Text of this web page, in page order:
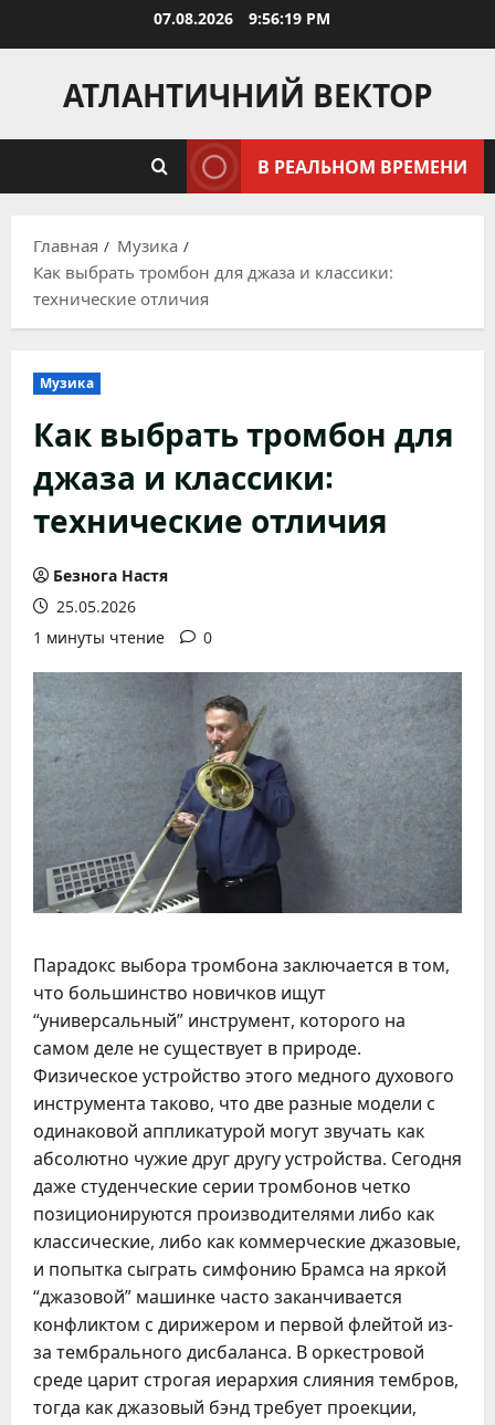
07.08.2026 9:56:20 PM
АТЛАНТИЧНИЙ ВЕКТОР
В РЕАЛЬНОМ ВРЕМЕНИ
Главная
Музика
Как выбрать тромбон для джаза и классики:
технические отличия
Музика
Как выбрать тромбон для
джаза и классики:
технические отличия
Безнога Настя
25.05.2026
1 минуты чтение
0
Парадокс выбора тромбона заключается в том,
что большинство новичков ищут
“универсальный” инструмент, которого на
самом деле не существует в природе.
Физическое устройство этого медного духового
инструмента таково, что две разные модели с
одинаковой аппликатурой могут звучать как
абсолютно чужие друг другу устройства. Сегодня
даже студенческие серии тромбонов четко
позиционируются производителями либо как
классические, либо как коммерческие джазовые,
и попытка сыграть симфонию Брамса на яркой
“джазовой” машинке часто заканчивается
конфликтом с дирижером и первой флейтой из-
за тембрального дисбаланса. В оркестровой
среде царит строгая иерархия слияния тембров,
тогда как джазовый бэнд требует проекции,